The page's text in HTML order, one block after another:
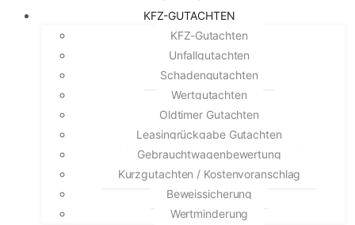
KFZ-GUTACHTEN
KFZ-Gutachten
Unfallgutachten
Schadengutachten
Wertgutachten
Oldtimer Gutachten
Leasingrückgabe Gutachten
Gebrauchtwagenbewertung
Kurzgutachten / Kostenvoranschlag
Beweissicherung
Wertminderung